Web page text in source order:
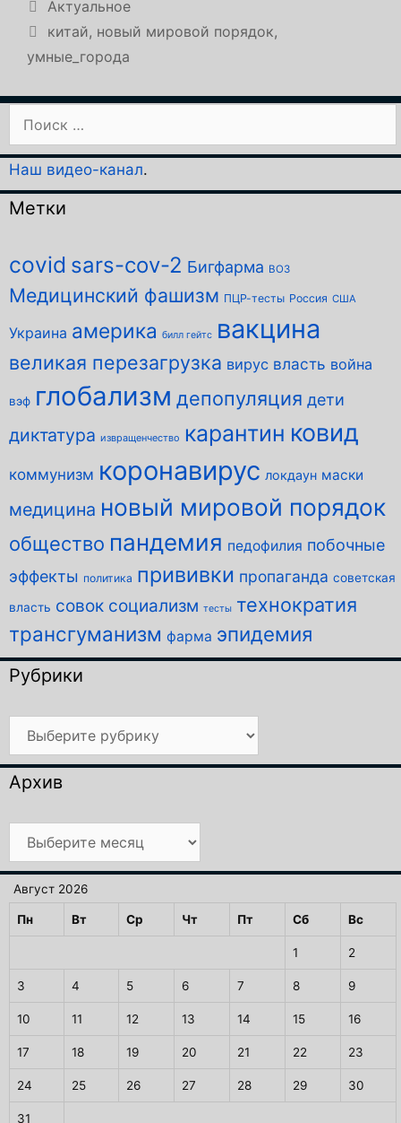
Рубрики
Актуальное
Метки
китай, новый мировой порядок,
умные_города
Наш видео-канал.
Метки
covid sars-cov-2 Бигфарма ВОЗ
Медицинский фашизм ПЦР-тесты Россия США
Украина америка билл гейтс вакцина
великая перезагрузка вирус власть война
вэф глобализм депопуляция дети
диктатура извращенчество карантин ковид
коммунизм коронавирус локдаун маски
медицина новый мировой порядок
общество пандемия педофилия побочные
эффекты политика прививки пропаганда советская
власть совок социализм тесты технократия
трансгуманизм фарма эпидемия
Рубрики
Рубрики
Архив
Архив
Август 2026
Пн Вт Ср Чт Пт Сб Вс
1 2
3 4 5 6 7 8 9
10 11 12 13 14 15 16
17 18 19 20 21 22 23
24 25 26 27 28 29 30
31